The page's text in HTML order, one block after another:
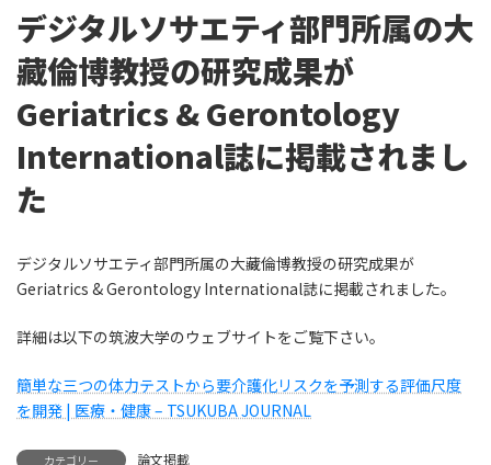
デジタルソサエティ部門所属の大
藏倫博教授の研究成果が
Geriatrics & Gerontology
International誌に掲載されまし
た
デジタルソサエティ部門所属の大藏倫博教授の研究成果が
Geriatrics & Gerontology International誌に掲載されました。
詳細は以下の筑波大学のウェブサイトをご覧下さい。
簡単な三つの体力テストから要介護化リスクを予測する評価尺度
を開発 | 医療・健康 – TSUKUBA JOURNAL
カテゴリー 論文掲載